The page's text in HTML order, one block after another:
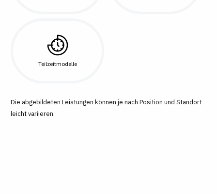
Teilzeitmodelle
Die abgebildeten Leistungen können je nach Position und Standort
leicht variieren.